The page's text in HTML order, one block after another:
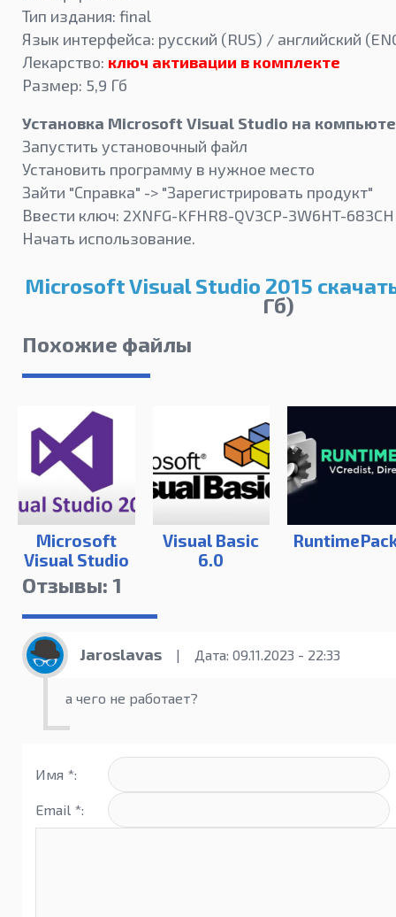
Тип издания: final
Язык интерфейса: русский (RUS) / английский
Лекарство: ключ активации в комплекте
Размер: 5,9 Гб
Установка Microsoft Visual Studio на
Запустить установочный файл
Установить программу в нужное место
Зайти "Справка" -> "Зарегистрировать продукт"
Ввести ключ: 2XNFG-KFHR8-QV3CP-3W6HT-683CH
Начать использование.
Microsoft Visual Studio 2015
Гб)
Похожие файлы
Microsoft
Visual Studio
2019 AIO
(16.4.0)
Visual Basic
6.0
Отзывы: 1
Jaroslavas | Дата: 09.11.2023 - 22:33
а чего не работает?
Имя *:
Email *: